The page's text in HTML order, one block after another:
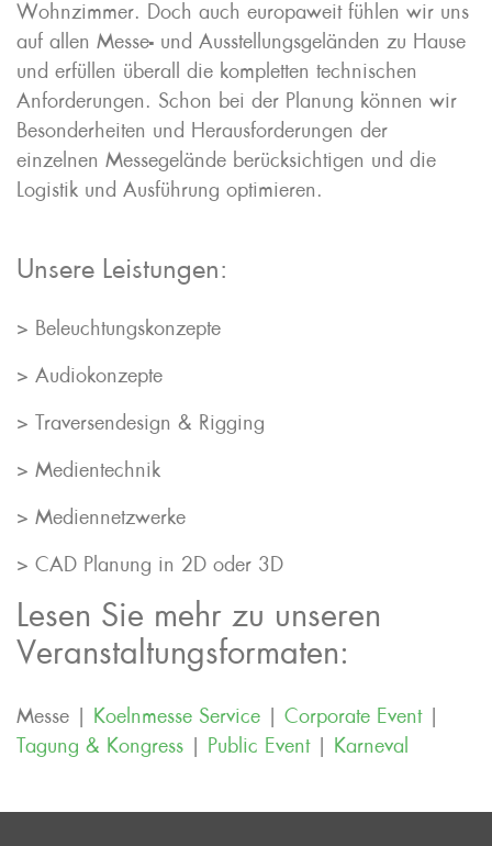
Wohnzimmer. Doch auch europaweit fühlen wir uns
auf allen Messe- und Ausstellungsgeländen zu Hause
und erfüllen überall die kompletten technischen
Anforderungen. Schon bei der Planung können wir
Besonderheiten und Herausforderungen der
einzelnen Messegelände berücksichtigen und die
Logistik und Ausführung optimieren.
Unsere Leistungen:
> Beleuchtungskonzepte
> Audiokonzepte
> Traversendesign & Rigging
> Medientechnik
> Mediennetzwerke
> CAD Planung in 2D oder 3D
Lesen Sie mehr zu unseren
Veranstaltungsformaten:
Messe | Koelnmesse Service Corporate Event|
Tagung & Kongress
Public Event| Karneval